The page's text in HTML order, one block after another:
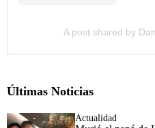
A post shared by
Últimas Noticias
Actualidad